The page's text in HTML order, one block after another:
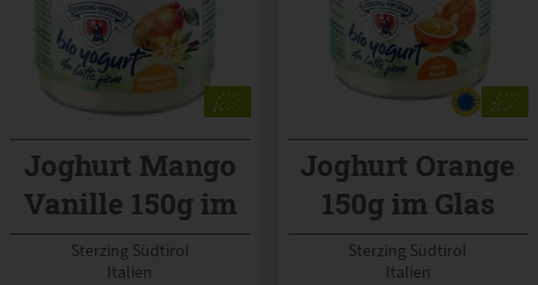
Joghurt Mango
Vanille 150g im
Glas
Sterzing Südtirol
Italien
Joghurt Orange
150g im Glas
Sterzing Südtirol
Italien